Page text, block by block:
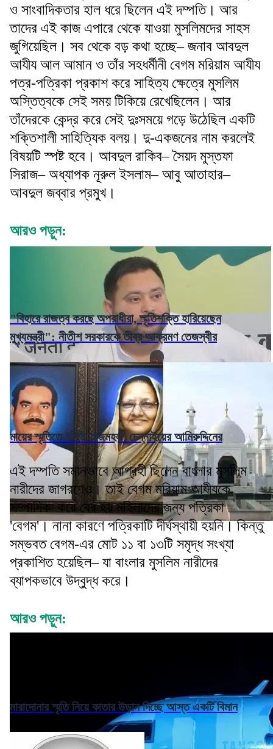
ও সাংবাদিকতার হাল ধরে ছিলেন এই দম্পতি। আর
তাদের এই কাজ এপারে থেকে যাওয়া মুসলিমদের সাহস
জুগিয়েছিল। সব থেকে বড় কথা হচ্ছে– জনাব আবদুল
আযীয আল আমান ও তাঁর সহধর্মীনী বেগম মরিয়াম আযীয
পত্র-পত্রিকা প্রকাশ করে সাহিত্য ক্ষেত্রে মুসলিম
অস্তিত্বকে সেই সময় টিকিয়ে রেখেছিলেন। আর
তাঁদেরকে কেন্দ্র করে সেই দুঃসময়ে গড়ে উঠেছিল একটি
শক্তিশালী সাহিত্যিক বলয়। দু-একজনের নাম করলেই
বিষয়টি স্পষ্ট হবে। আবদুল রাকিব– সৈয়দ মুস্তফা
সিরাজ– অধ্যাপক নূরুল ইসলাম– আবু আতাহার–
আবদুল জব্বার প্রমুখ।
আরও পড়ুন:
"বিহারে রাজত্ব করছে অপরাধীরা, স্মৃতিশক্তি হারিয়েছেন
মুখ্যমন্ত্রী": নীতীশ সরকারকে তীব্র আক্রমণ তেজস্বীর
মায়ের স্মৃতিতে ‘মিনি তাজমহল’ চেন্নাইয়ের আমিরুদ্দিনের
এই দম্পতি সমানভাবে আগ্রহী ছিলেন বাংলার মুসলিম
নারীদের জাগরণেও। তাই বেগম মরিয়াম আযীযকে
সম্পাদিকা করে বের হয় মহিলাদের জন্য পত্রিকা
'বেগম'। নানা কারণে পত্রিকাটি দীর্ঘস্থায়ী হয়নি। কিন্তু
সম্ভবত বেগম-এর মোট ১১ বা ১৩টি সমৃদ্ধ সংখ্যা
প্রকাশিত হয়েছিল– যা বাংলার মুসলিম নারীদের
ব্যাপকভাবে উদ্বুদ্ধ করে।
আরও পড়ুন:
মারাদোনার স্মৃতি নিয়ে কাতার উড়ান দিচ্ছে আস্ত একটি বিমান